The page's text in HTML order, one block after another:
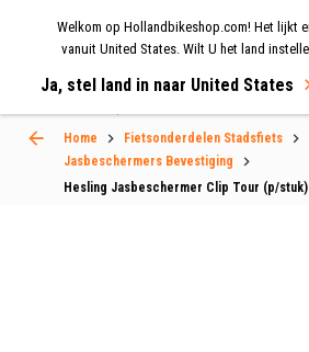
Welkom op Hollandbikeshop.com! Het lijkt
vanuit United States. Wilt U het land
Ja, stel land in naar United States
Home Fietsonderdelen Stadsfiets
Jasbeschermers Bevestiging
Hesling Jasbeschermer Clip Tour (p/stuk)